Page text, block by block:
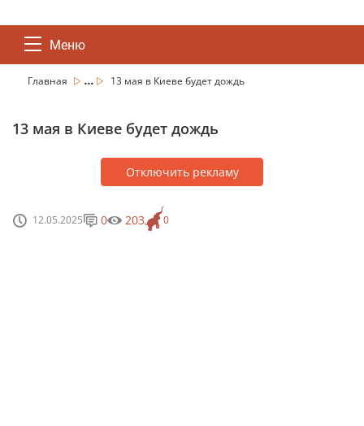
Меню
Главная ... 13 мая в Киеве будет дождь
13 мая в Киеве будет дождь
Отключить рекламу
12.05.2025 0
0 203